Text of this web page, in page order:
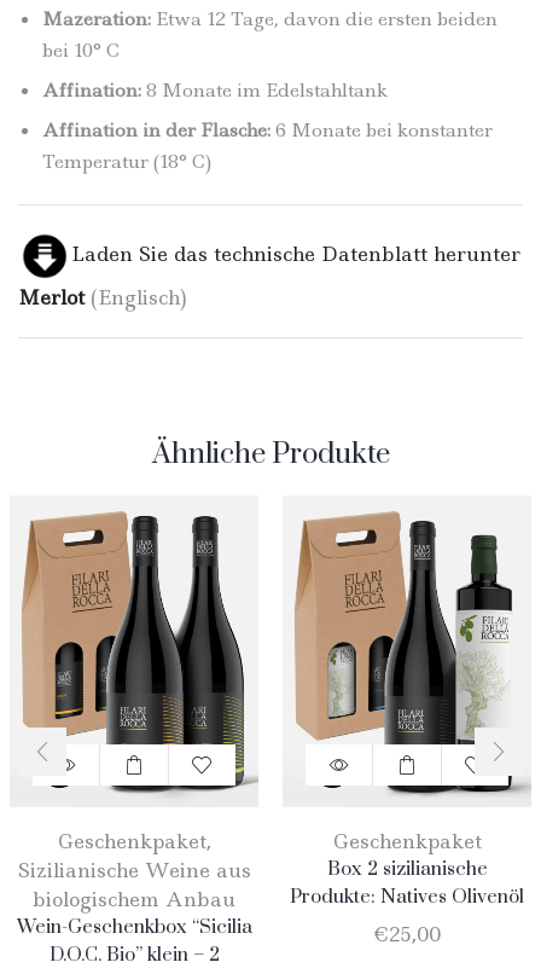
Mazeration: Etwa 12 Tage, davon die ersten beiden
bei 10° C
Affination:8 Monate im Edelstahltank
Affination in der Flasche:6 Monate bei konstanter
Temperatur (18° C)
Laden Sie das technische Datenblatt herunter
Merlot (Englisch)
Ähnliche Produkte
Geschenkpaket,
Sizilianische Weine aus
biologischem Anbau
Wein-Geschenkbox “Sicilia
D.O.C. Bio” klein – 2
Geschenkpaket
Box 2 sizilianische
Produkte: Natives Olivenöl
Extra Vergine aus
biologischem Anbau 750ml
€25,00